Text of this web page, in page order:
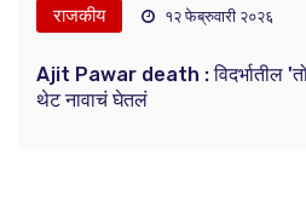
राजकीय १२ फेब्रुवारी २०२६
Ajit Pawar death : विदर्भातील 'तो'
थेट नावाचं घेतलं